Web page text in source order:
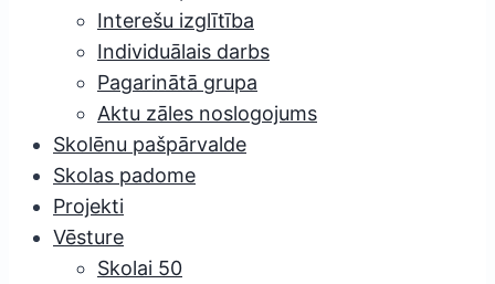
Interešu izglītība
Individuālais darbs
Pagarinātā grupa
Aktu zāles noslogojums
Skolēnu pašpārvalde
Skolas padome
Projekti
Vēsture
Skolai 50